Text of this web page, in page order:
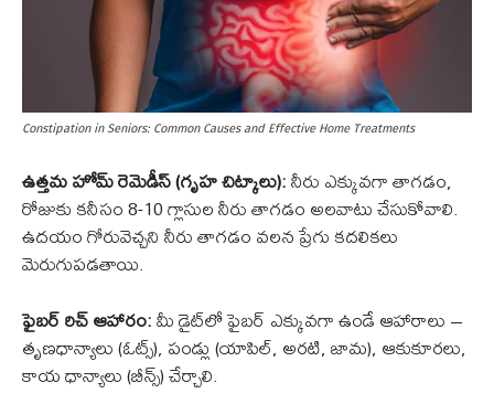
Constipation in Seniors: Common Causes and Effective Home Treatments
ఉత్తమ హోమ్ రెమెడీస్ (గృహ చిట్కాలు):నీరు ఎక్కువగా తాగడం,
రోజుకు కనీసం 8-10 గ్లాసుల నీరు తాగడం అలవాటు చేసుకోవాలి.
ఉదయం గోరువెచ్చని నీరు తాగడం వలన ప్రేగు కదలికలు
మెరుగుపడతాయి.
ఫైబర్ రిచ్ ఆహారం:మీ డైట్‌లో ఫైబర్ ఎక్కువగా ఉండే ఆహారాలు –
తృణధాన్యాలు (ఓట్స్), పండ్లు (యాపిల్, అరటి, జామ), ఆకుకూరలు,
కాయ ధాన్యాలు (బీన్స్) చేర్చాలి.